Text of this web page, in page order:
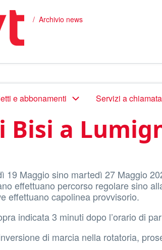
Archivio news
e abbonamenti Servizi a chiamata
Bisi a
19 Maggio sino martedì 27 Maggio
effettuano percorso regolare sino
effettuano capolinea provvisorio.
indicata 3 minuti dopo l’orario di
di marcia nella rotatoria,